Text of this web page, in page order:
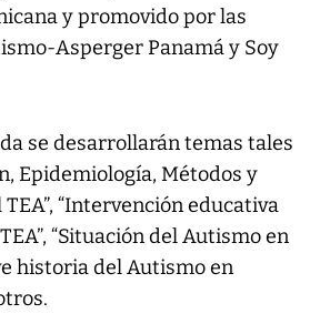
y promovido por las
Asperger Panamá y Soy
se desarrollarán temas tales
Epidemiología, Métodos y
“Intervención educativa
“Situación del Autismo en
historia del Autismo en